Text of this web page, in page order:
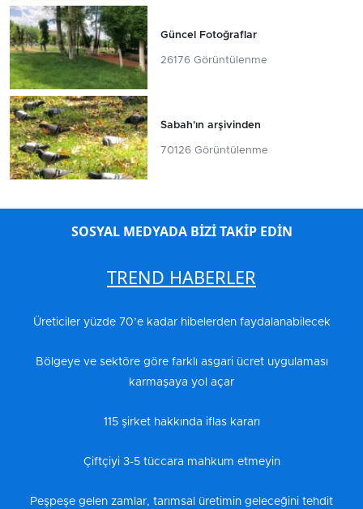
Güncel Fotoğraflar
26176 Görüntülenme
Sabah'ın arşivinden
70126 Görüntülenme
SOSYAL MEDYADA BİZİ TAKİP EDİN
TREND HABERLER
Üreticiler yüzde 70’e kadar hibelerden faydalanabilecek
Bölgeye ve sektöre göre farklı asgari ücret uygulaması
karmaşaya yol açar
115 şirket hakkında iflas kararı
Çiftçiyi 3-5 tüccara mahkum etmeyin
Peşpeşe gelen zamlar, tarımsal üretimin geleceğini tehdit